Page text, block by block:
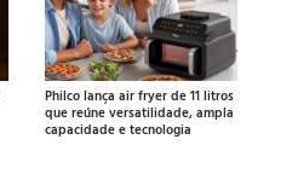
Philco lança air fryer de 11 litros
que reúne versatilidade, ampla
capacidade e tecnologia